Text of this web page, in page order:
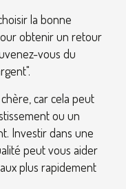
la bonne
obtenir un retour
vous du
car cela peut
ou un
Investir dans une
peut vous aider
plus rapidement